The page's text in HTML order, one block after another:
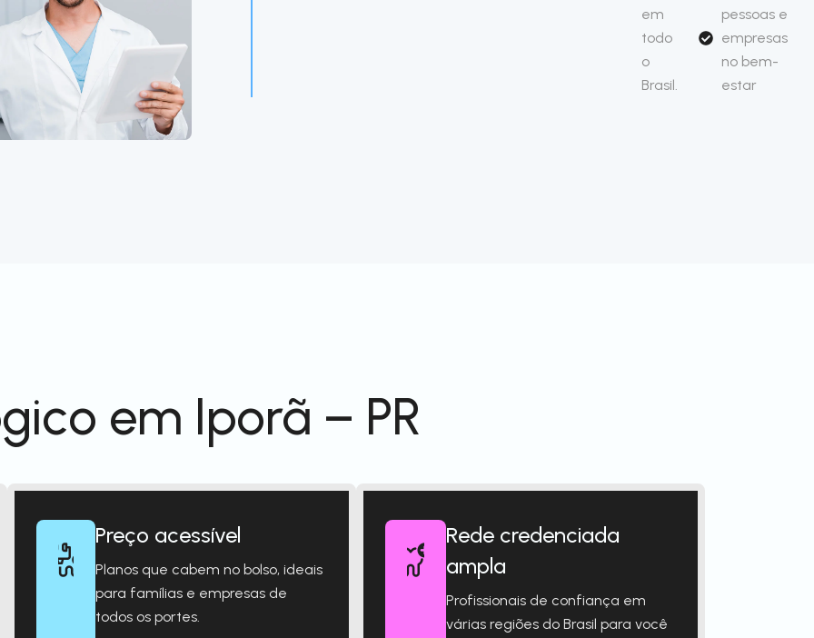
em
todo
o
Brasil.
pessoas e
empresas
no bem-
estar
em Iporã – PR
Preço acessível
Planos que cabem no bolso, ideais
para famílias e empresas de
todos os portes.
Rede credenciada
ampla
Profissionais de confiança em
várias regiões do Brasil para você